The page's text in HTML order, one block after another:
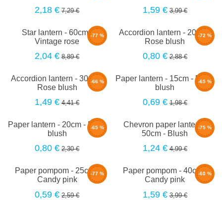
2,18 € 7,29 € 1,59 € 3,99 €
-77 %
Star lantern - 60cm -
Vintage rose
2,04 € 8,89 €
-72 %
Accordion lantern - 20cm -
Rose blush
0,80 € 2,88 €
-66 %
Accordion lantern - 30cm -
Rose blush
1,49 € 4,41 €
-65 %
Paper lantern - 15cm - Rose
blush
0,69 € 1,98 €
-65 %
Paper lantern - 20cm - Rose
blush
0,80 € 2,30 €
-75 %
Chevron paper lantern -
50cm - Blush
1,24 € 4,99 €
-77 %
Paper pompom - 25cm -
Candy pink
0,59 € 2,59 €
-60 %
Paper pompom - 40cm -
Candy pink
1,59 € 3,99 €